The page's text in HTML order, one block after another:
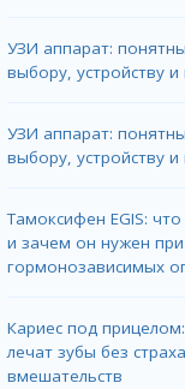
УЗИ аппарат:
выбору, устройству
УЗИ аппарат:
выбору, устройству
Тамоксифен EGIS:
и зачем он нужен при
гормонозависимых
Кариес под
лечат зубы без
вмешательств